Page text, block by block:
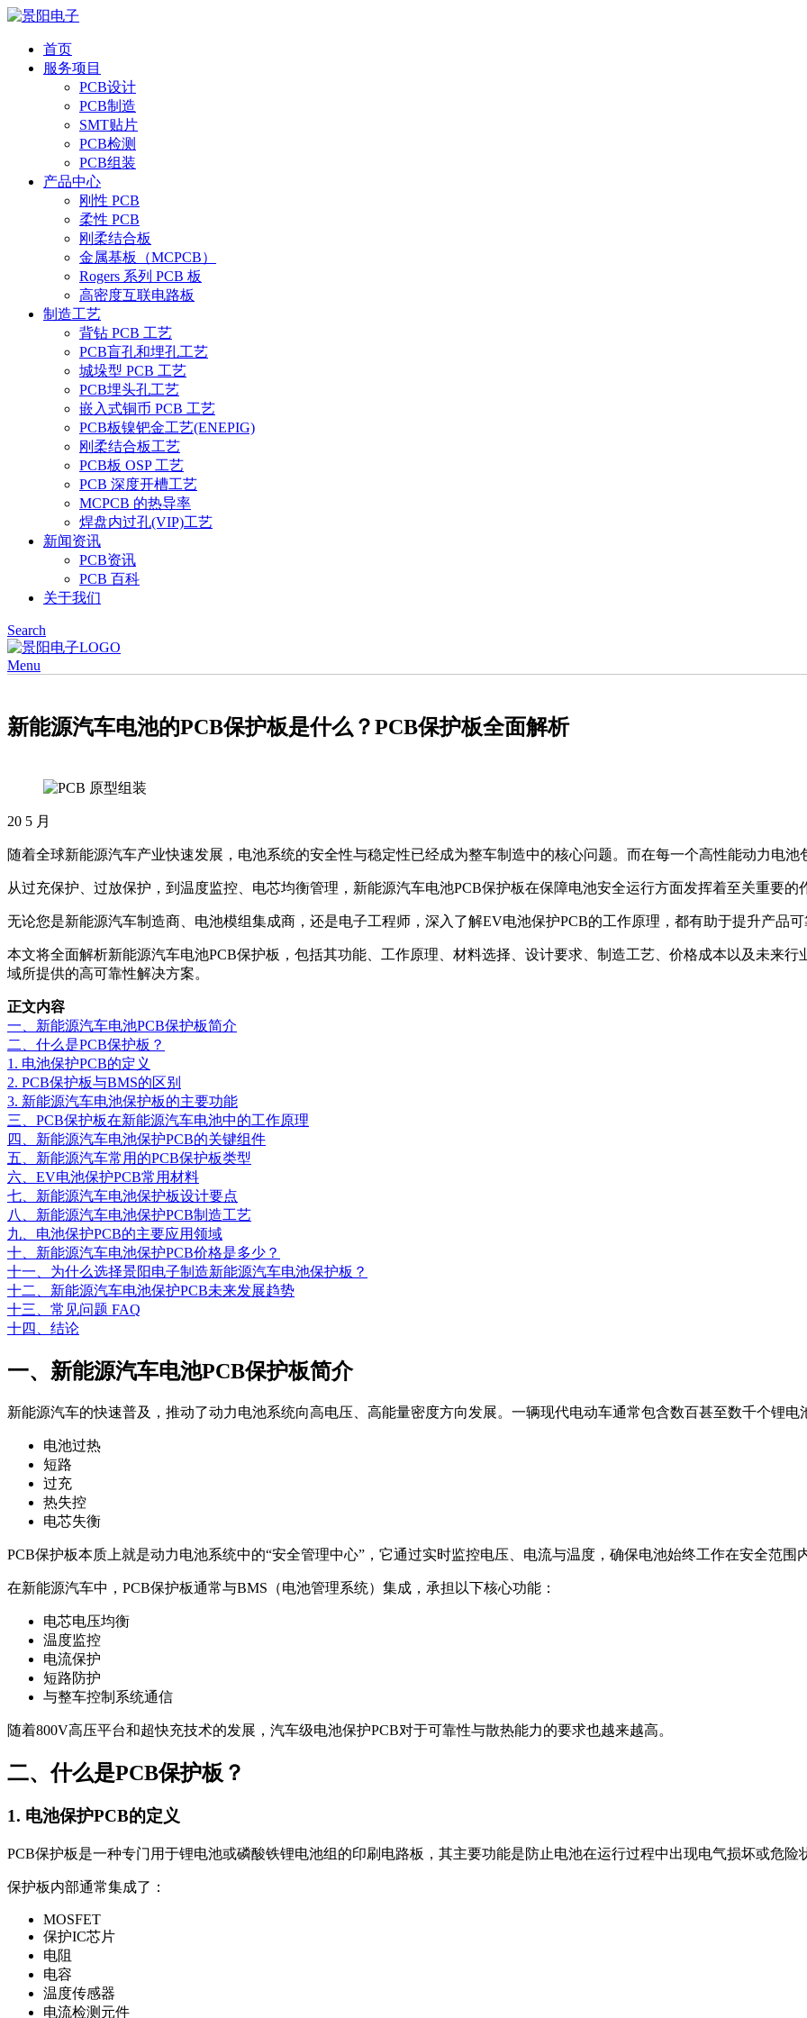
首页
服务项目
PCB设计
PCB制造
SMT贴片
PCB检测
PCB组装
产品中心
刚性 PCB
柔性 PCB
刚柔结合板
金属基板（MCPCB）
Rogers 系列 PCB 板
高密度互联电路板
制造工艺
背钻 PCB 工艺
PCB盲孔和埋孔工艺
城垛型 PCB 工艺
PCB埋头孔工艺
嵌入式铜币 PCB 工艺
PCB板镍钯金工艺(ENEPIG)
刚柔结合板工艺
PCB板 OSP 工艺
PCB 深度开槽工艺
MCPCB 的热导率
焊盘内过孔(VIP)工艺
新闻资讯
PCB资讯
PCB 百科
关于我们
Search
Menu
新能源汽车电池的PCB保护板是什么？PCB保护板全面解析
20 5 月
随着全球新能源汽车产业快速发展，电池系统的安全性与稳定性已经成为整车制造中的核心问题。而在每一个高性能动力电
从过充保护、过放保护，到温度监控、电芯均衡管理，新能源汽车电池PCB保护板在保障电池安全运行方面发挥着至关重要的
无论您是新能源汽车制造商、电池模组集成商，还是电子工程师，深入了解EV电池保护PCB的工作原理，都有助于提升产品
本文将全面解析新能源汽车电池PCB保护板，包括其功能、工作原理、材料选择、设计要求、制造工艺、价格成本以及未来
域所提供的高可靠性解决方案。
正文内容
一、新能源汽车电池PCB保护板简介
二、什么是PCB保护板？
1. 电池保护PCB的定义
2. PCB保护板与BMS的区别
3. 新能源汽车电池保护板的主要功能
三、PCB保护板在新能源汽车电池中的工作原理
四、新能源汽车电池保护PCB的关键组件
五、新能源汽车常用的PCB保护板类型
六、EV电池保护PCB常用材料
七、新能源汽车电池保护板设计要点
八、新能源汽车电池保护PCB制造工艺
九、电池保护PCB的主要应用领域
十、新能源汽车电池保护PCB价格是多少？
十一、为什么选择景阳电子制造新能源汽车电池保护板？
十二、新能源汽车电池保护PCB未来发展趋势
十三、常见问题 FAQ
十四、结论
一、新能源汽车电池PCB保护板简介
新能源汽车的快速普及，推动了动力电池系统向高电压、高能量密度方向发展。一辆现代电动车通常包含数百甚至数千个锂
电池过热
短路
过充
热失控
电芯失衡
PCB保护板本质上就是动力电池系统中的“安全管理中心”，它通过实时监控电压、电流与温度，确保电池始终工作在安全范围
在新能源汽车中，PCB保护板通常与BMS（电池管理系统）集成，承担以下核心功能：
电芯电压均衡
温度监控
电流保护
短路防护
与整车控制系统通信
随着800V高压平台和超快充技术的发展，汽车级电池保护PCB对于可靠性与散热能力的要求也越来越高。
二、什么是PCB保护板？
1. 电池保护PCB的定义
PCB保护板是一种专门用于锂电池或磷酸铁锂电池组的印刷电路板，其主要功能是防止电池在运行过程中出现电气损坏或危险
保护板内部通常集成了：
MOSFET
保护IC芯片
电阻
电容
温度传感器
电流检测元件